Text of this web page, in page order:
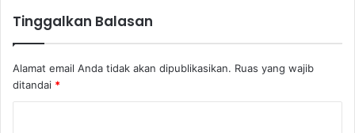
Tinggalkan Balasan
Alamat email Anda tidak akan dipublikasikan. Ruas yang wajib
ditandai *